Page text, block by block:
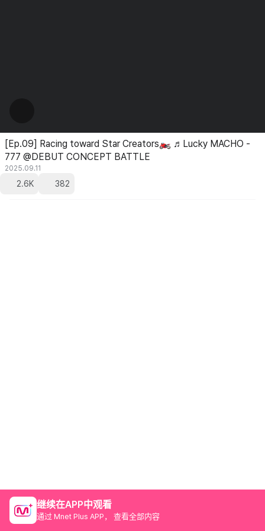
[Ep.09] Racing toward Star Creators🏍 ♬Lucky MACHO -
777 @DEBUT CONCEPT BATTLE
2025.09.11
2.6K 382
继续在APP中观看
通过 Mnet Plus APP， 查看全部内容